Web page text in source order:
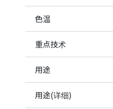
色温
重点技术
用途
用途(详细)